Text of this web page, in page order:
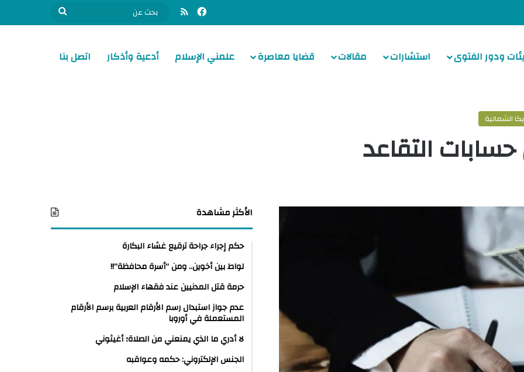
فيسبوكملخص الموقع RSS
ودور الفتوى استشارات مقالات قضايا معاصرة علمني الإسلام أدعية وأذكار اتصل بنا
الشمالية
التقاعد
الأكثر مشاهدة
حكم إجراء جراحة ترقيع غشاء البكارة
لواط بين أخوين.. ومن “أسرة محافظة”!!
حرمة قتل المدنيين عند فقهاء الإسلام
عدم جواز استبدال رسم الأرقام العربية برسم الأرقام
المستعملة في أوروبا
لا أدري ما الذي يمنعني من الصلاة؛ أغيثوني
الجنس الإلكتروني: حكمه وعواقبه